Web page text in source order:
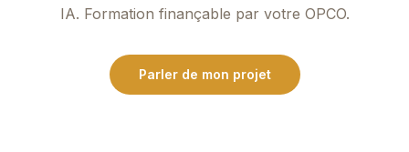
IA. Formation finançable par votre OPCO.
Parler de mon projet